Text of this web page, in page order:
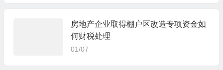
房地产企业取得棚户区改造专项资金如
何财税处理
01/07